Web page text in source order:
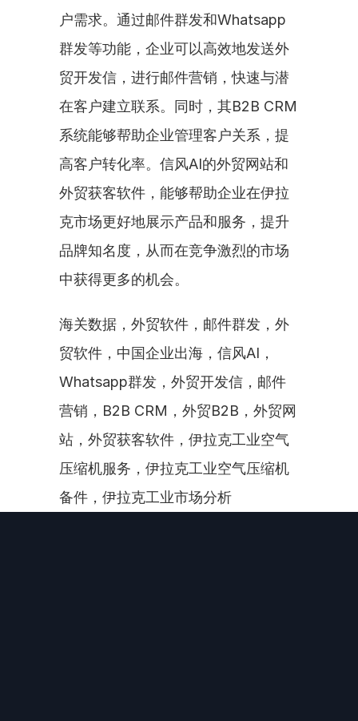
户需求。通过邮件群发和Whatsapp
群发等功能，企业可以高效地发送外
贸开发信，进行邮件营销，快速与潜
在客户建立联系。同时，其B2B CRM
系统能够帮助企业管理客户关系，提
高客户转化率。信风AI的外贸网站和
外贸获客软件，能够帮助企业在伊拉
克市场更好地展示产品和服务，提升
品牌知名度，从而在竞争激烈的市场
中获得更多的机会。
海关数据，外贸软件，邮件群发，外
贸软件，中国企业出海，信风AI，
Whatsapp群发，外贸开发信，邮件
营销，B2B CRM，外贸B2B，外贸网
站，外贸获客软件，伊拉克工业空气
压缩机服务，伊拉克工业空气压缩机
备件，伊拉克工业市场分析